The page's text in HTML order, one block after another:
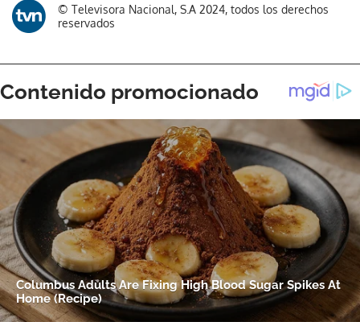
Gracias por suscribirte a nuestro boletín.
ACEPTAR
© Televisora Nacional, S.A 2024, todos los derechos
reservados